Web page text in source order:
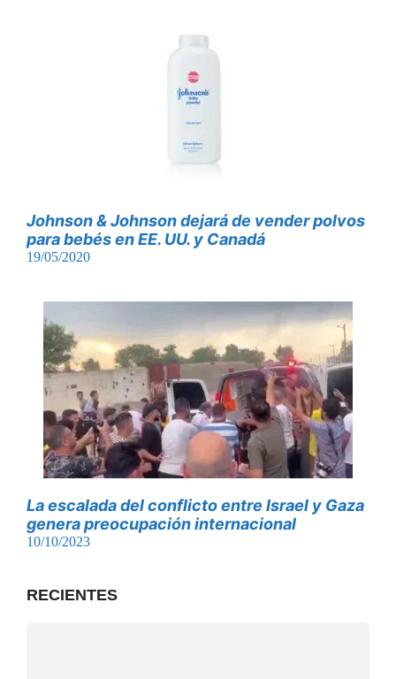
Johnson & Johnson dejará de vender polvos
para bebés en EE. UU. y Canadá
19/05/2020
La escalada del conflicto entre Israel y Gaza
genera preocupación internacional
10/10/2023
RECIENTES